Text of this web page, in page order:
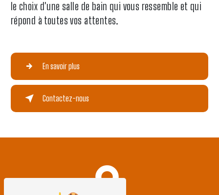
le choix d'une salle de bain qui vous ressemble et qui
répond à toutes vos attentes.
En savoir plus
Contactez-nous